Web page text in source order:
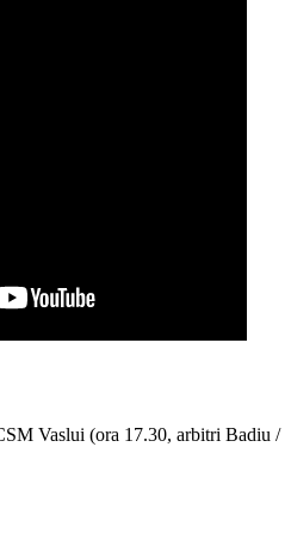
Vaslui (ora 17.30, arbitri Badiu /